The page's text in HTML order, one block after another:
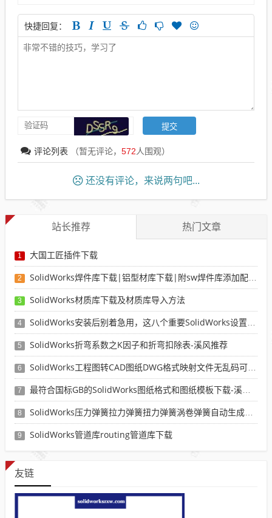
快捷回复：
评论列表 （暂无评论， 572人围观）
还没有评论，来说两句吧...
站长推荐 热门文章
1 大国工匠插件下载
2 SolidWorks焊件库下载|铝型材库下载|附sw焊件库添加配置使用教程
3 SolidWorks材质库下载及材质库导入方法
4 SolidWorks安装后别着急用，这八个重要SolidWorks设置可以提高你的画图效率
5 SolidWorks折弯系数之K因子和折弯扣除表-溪风推荐
6 SolidWorks工程图转CAD图纸DWG格式映射文件无乱码可分层-溪风亲测推荐
7 最符合国标GB的SolidWorks图纸格式和图纸模板下载-溪风专用版
8 SolidWorks压力弹簧拉力弹簧扭力弹簧涡卷弹簧自动生成宏程序下载
9 SolidWorks管道库routing管道库下载
友链